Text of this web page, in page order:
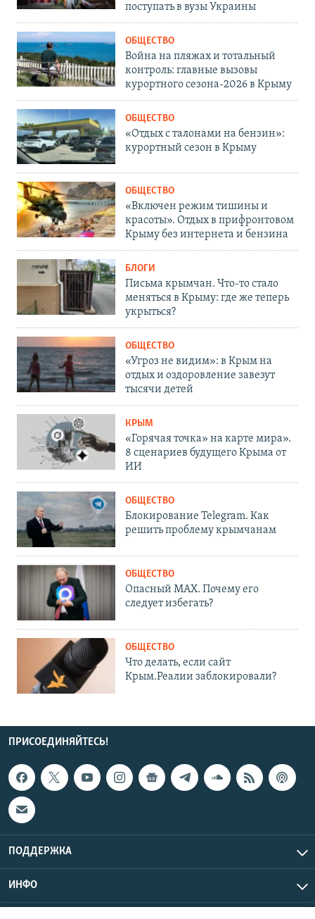
поступать в вузы Украины
ОБЩЕСТВО
Война на пляжах и тотальный
контроль: главные вызовы
курортного сезона-2026 в Крыму
ОБЩЕСТВО
«Отдых с талонами на бензин»:
курортный сезон в Крыму
ОБЩЕСТВО
«Включен режим тишины и
красоты». Отдых в прифронтовом
Крыму без интернета и бензина
БЛОГИ
Письма крымчан. Что-то стало
меняться в Крыму: где же теперь
укрыться?
ОБЩЕСТВО
«Угроз не видим»: в Крым на
отдых и оздоровление завезут
тысячи детей
КРЫМ
«Горячая точка» на карте мира».
8 сценариев будущего Крыма от
ИИ
ОБЩЕСТВО
Блокирование Telegram. Как
решить проблему крымчанам
ОБЩЕСТВО
Опасный MAX. Почему его
следует избегать?
ОБЩЕСТВО
Что делать, если сайт
Крым.Реалии заблокировали?
ПРИСОЕДИНЯЙТЕСЬ!
ПОДДЕРЖКА
ИНФО